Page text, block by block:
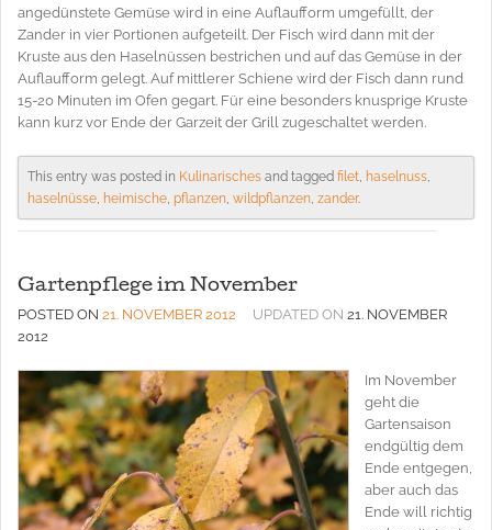
angedünstete Gemüse wird in eine Auflaufform umgefüllt, der
Zander in vier Portionen aufgeteilt. Der Fisch wird dann mit der
Kruste aus den Haselnüssen bestrichen und auf das Gemüse in der
Auflaufform gelegt. Auf mittlerer Schiene wird der Fisch dann rund
15-20 Minuten im Ofen gegart. Für eine besonders knusprige Kruste
kann kurz vor Ende der Garzeit der Grill zugeschaltet werden.
This entry was posted in Kulinarisches and tagged filet, haselnuss,
haselnüsse, heimische, pflanzen, wildpflanzen, zander.
Gartenpflege im November
POSTED ON 21. NOVEMBER 2012 UPDATED ON 21. NOVEMBER
2012
Im November
geht die
Gartensaison
endgültig dem
Ende entgegen,
aber auch das
Ende will richtig